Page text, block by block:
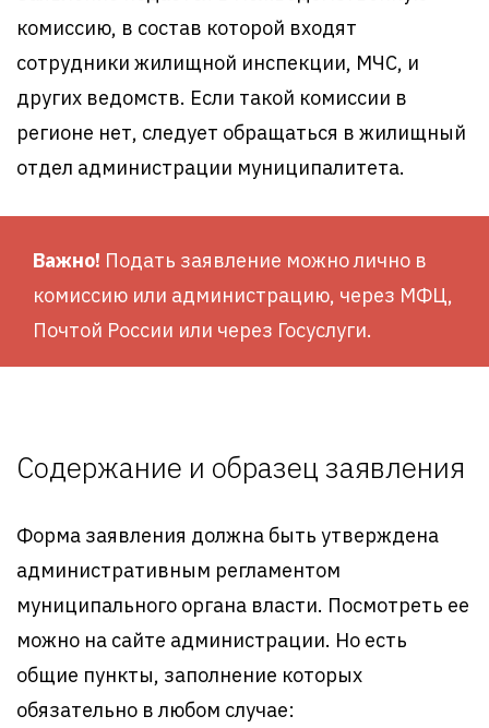
комиссию, в состав которой входят
сотрудники жилищной инспекции, МЧС, и
других ведомств. Если такой комиссии в
регионе нет, следует обращаться в жилищный
отдел администрации муниципалитета.
Важно! Подать заявление можно лично в
комиссию или администрацию, через МФЦ,
Почтой России или через Госуслуги.
Содержание и образец заявления
Форма заявления должна быть утверждена
административным регламентом
муниципального органа власти. Посмотреть ее
можно на сайте администрации. Но есть
общие пункты, заполнение которых
обязательно в любом случае: